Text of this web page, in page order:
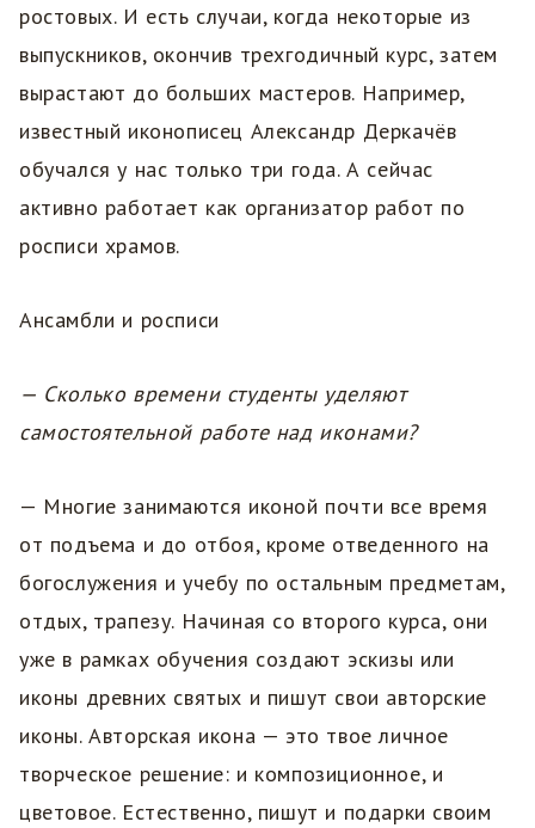
ростовых. И есть случаи, когда некоторые из
выпускников, окончив трехгодичный курс, затем
вырастают до больших мастеров. Например,
известный иконописец Александр Деркачёв
обучался у нас только три года. А сейчас
активно работает как организатор работ по
росписи храмов.
Ансамбли и росписи
— Сколько времени студенты уделяют
самостоятельной работе над иконами?
— Многие занимаются иконой почти все время
от подъема и до отбоя, кроме отведенного на
богослужения и учебу по остальным предметам,
отдых, трапезу. Начиная со второго курса, они
уже в рамках обучения создают эскизы или
иконы древних святых и пишут свои авторские
иконы. Авторская икона — это твое личное
творческое решение: и композиционное, и
цветовое. Естественно, пишут и подарки своим